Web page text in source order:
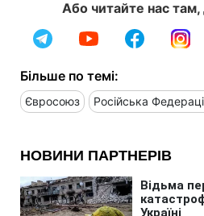
Або читайте нас
Більше по темі:
Євросоюз Російська